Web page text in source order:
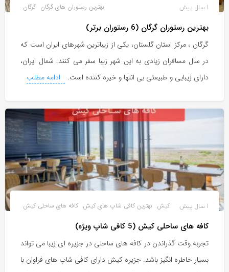
بهترین رستوران های گرگان گرگان
بهترین رستوران گرگان (6 رستوران برتر)
گرگان ، مرکز استان گلستان، یکی از زیباترین شهرهای ایران است که
در سال مسافران زیادی به این شهر زیبا سفر می کنند. شمال ایران،
دارای زیبایی و طبیعتی بی انتها و خیره کننده است.
ادامه مطلب
کیش بهترین کافی شاپ های کیش کافه های ساحلی کیش
کافه های ساحلی کیش (5 کافی شاپ ویژه)
تجربه وقت گذراندن در کافه های ساحلی در جزیره ای زیبا می تواند
بسیار خاطره انگیز باشد. جزیره کیش دارای کافی شاپ های فراوان با